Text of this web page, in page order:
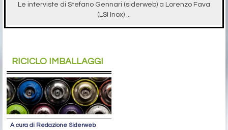
Le interviste di Stefano Gennari (siderweb) a Lorenzo Fava
(LSI Inox) ...
RICICLO IMBALLAGGI
A cura di Redazione Siderweb